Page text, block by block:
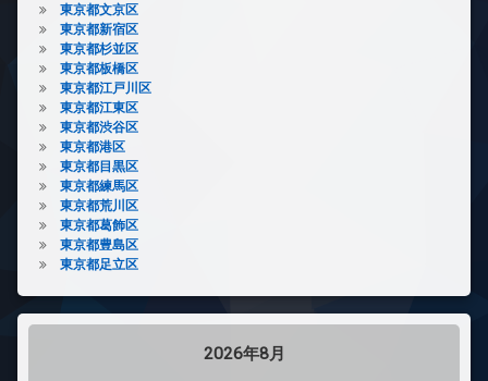
東京都文京区
東京都新宿区
東京都杉並区
東京都板橋区
東京都江戸川区
東京都江東区
東京都渋谷区
東京都港区
東京都目黒区
東京都練馬区
東京都荒川区
東京都葛飾区
東京都豊島区
東京都足立区
2026年8月